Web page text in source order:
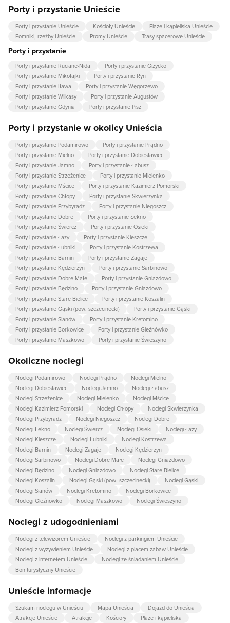
Porty i przystanie Unieście
Porty i przystanie Unieście Kościoły Unieście
Plaże i kąpieliska Unieście
Pomniki, rzeźby Unieście
Promy Unieście Trasy spacerowe Unieście
Porty i przystanie
Porty i przystanie Ruciane-Nida
Porty i przystanie Giżycko
Porty i przystanie Mikołajki
Porty i przystanie Ryn
Porty i przystanie Iława
Porty i przystanie Węgorzewo
Porty i przystanie Wilkasy
Porty i przystanie Augustów
Porty i przystanie Gdynia
Porty i przystanie Pisz
Porty i przystanie w okolicy Unieścia
Porty i przystanie Podamirowo
Porty i przystanie Prądno
Porty i przystanie Mielno
Porty i przystanie Dobiesławiec
Porty i przystanie Jamno
Porty i przystanie Łabusz
Porty i przystanie Strzeżenice
Porty i przystanie Mielenko
Porty i przystanie Mścice
Porty i przystanie Kazimierz Pomorski
Porty i przystanie Chłopy
Porty i przystanie Skwierzynka
Porty i przystanie Przybyradz
Porty i przystanie Niegoszcz
Porty i przystanie Dobre
Porty i przystanie Łekno
Porty i przystanie Świercz
Porty i przystanie Osieki
Porty i przystanie Łazy
Porty i przystanie Kleszcze
Porty i przystanie Łubniki
Porty i przystanie Kostrzewa
Porty i przystanie Barnin
Porty i przystanie Zagaje
Porty i przystanie Kędzierzyn
Porty i przystanie Sarbinowo
Porty i przystanie Dobre Małe
Porty i przystanie Gniazdowo
Porty i przystanie Będzino
Porty i przystanie Gniazdowo
Porty i przystanie Stare Bielice
Porty i przystanie Koszalin
Porty i przystanie Gąski (pow. szczecinecki)
Porty i przystanie Gąski
Porty i przystanie Sianów
Porty i przystanie Kretomino
Porty i przystanie Borkowice
Porty i przystanie Gleźnówko
Porty i przystanie Maszkowo
Porty i przystanie Świeszyno
Okoliczne noclegi
Noclegi Podamirowo Noclegi Prądno
Noclegi Mielno
Noclegi Dobiesławiec
Noclegi Jamno
Noclegi Łabusz
Noclegi Strzeżenice
Noclegi Mielenko
Noclegi Mścice
Noclegi Kazimierz Pomorski
Noclegi Chłopy
Noclegi Skwierzynka
Noclegi Przybyradz
Noclegi Niegoszcz
Noclegi Dobre
Noclegi Łekno
Noclegi Świercz Noclegi Osieki
Noclegi Łazy
Noclegi Kleszcze
Noclegi Łubniki
Noclegi Kostrzewa
Noclegi Barnin
Noclegi Zagaje
Noclegi Kędzierzyn
Noclegi Sarbinowo
Noclegi Dobre Małe
Noclegi Gniazdowo
Noclegi Będzino
Noclegi Gniazdowo
Noclegi Stare Bielice
Noclegi Koszalin
Noclegi Gąski (pow. szczecinecki)
Noclegi Gąski
Noclegi Sianów
Noclegi Kretomino
Noclegi Borkowice
Noclegi Gleźnówko
Noclegi Maszkowo Noclegi Świeszyno
Noclegi z udogodnieniami
Noclegi z telewizorem Unieście
Noclegi z parkingiem Unieście
Noclegi z wyżywieniem Unieście
Noclegi z placem zabaw Unieście
Noclegi z internetem Unieście
Noclegi ze śniadaniem Unieście
Bon turystyczny Unieście
Unieście informacje
Szukam noclegu w Unieściu Mapa Unieścia
Dojazd do Unieścia
Atrakcje Unieście
Atrakcje Kościoły
Plaże i kąpieliska